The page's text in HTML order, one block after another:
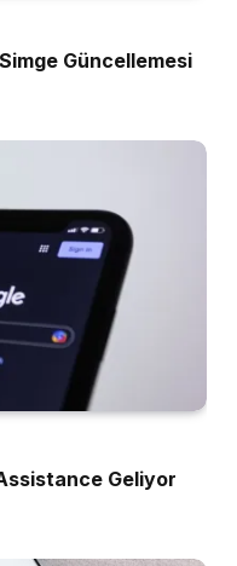
Güncellemesi
Geliyor